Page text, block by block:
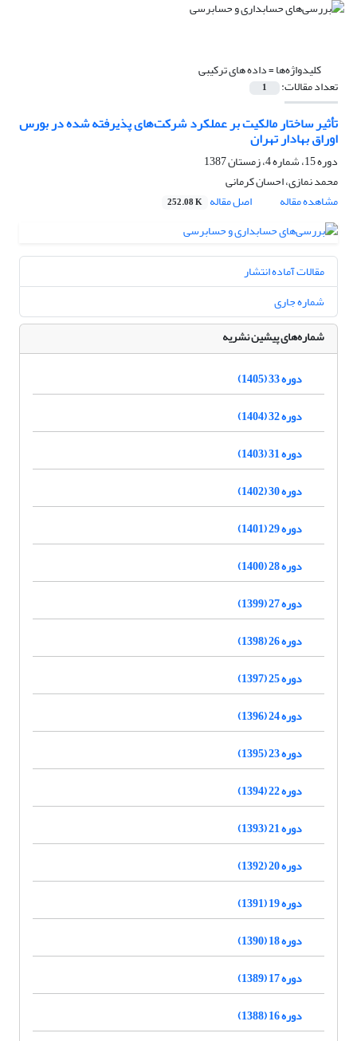
کلیدواژه‌ها =داده های ترکیبی
تعداد مقالات: 1
تأثیر ساختار مالکیت بر عملکرد شرکت‌های پذیرفته شده در بورس
اوراق بهادار تهران
دوره 15، شماره 4، زمستان 1387
محمد نمازی، احسان کرمانی
مشاهده مقاله
اصل مقاله 252.08 K
مقالات آماده انتشار
شماره جاری
شماره‌های پیشین نشریه
دوره 33 (1405)
دوره 32 (1404)
دوره 31 (1403)
دوره 30 (1402)
دوره 29 (1401)
دوره 28 (1400)
دوره 27 (1399)
دوره 26 (1398)
دوره 25 (1397)
دوره 24 (1396)
دوره 23 (1395)
دوره 22 (1394)
دوره 21 (1393)
دوره 20 (1392)
دوره 19 (1391)
دوره 18 (1390)
دوره 17 (1389)
دوره 16 (1388)